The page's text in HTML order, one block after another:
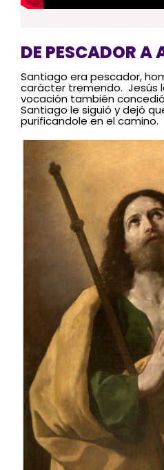
DE PESCADOR A
Santiago era pescador,
carácter tremendo. Jesús
vocación también
Santiago le siguió y dejó
purificandole en el camino.